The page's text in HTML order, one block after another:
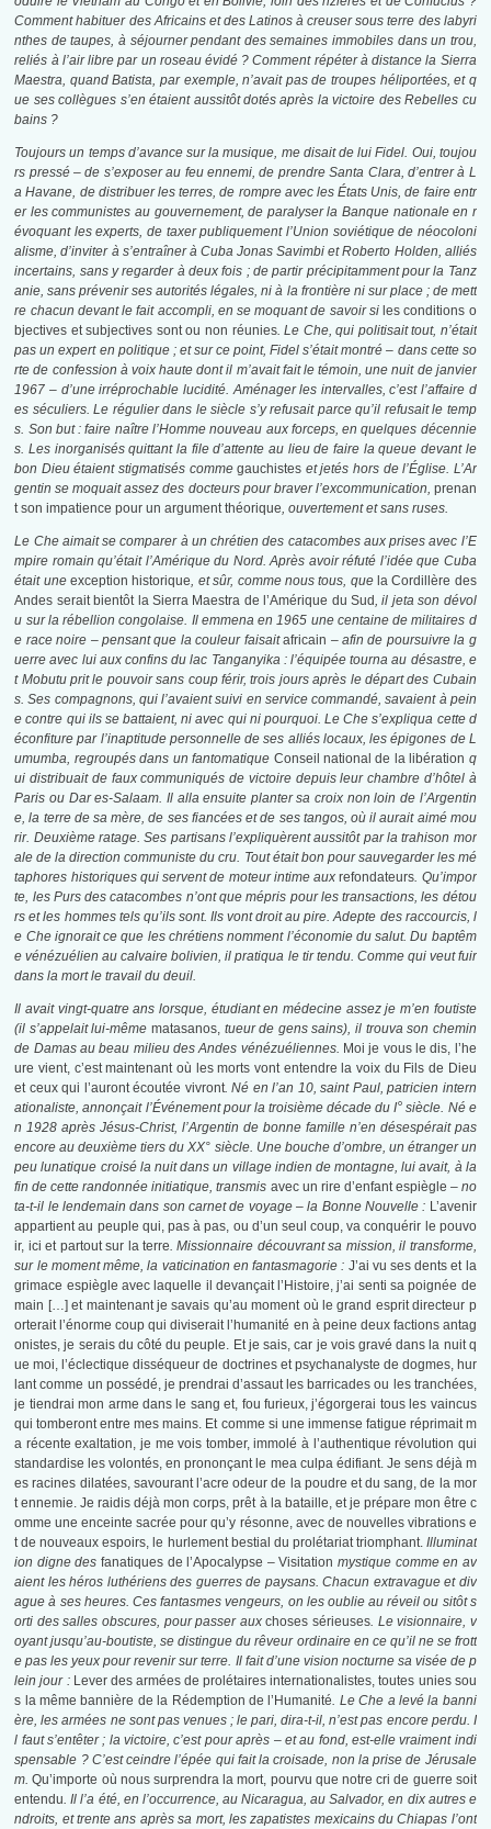
Comment habituer des Africains et des Latinos à creuser sous terre des labyri
nthes de taupes, à séjourner pendant des semaines immobiles dans un trou,
reliés à l’air libre par un roseau évidé ? Comment répéter à distance la Sierra
Maestra, quand Batista, par exemple, n’avait pas de troupes héliportées, et q
ue ses collègues s’en étaient aussitôt dotés après la victoire des Rebelles cu
bains ?
Toujours un temps d’avance sur la musique, me disait de lui Fidel. Oui, toujou
rs pressé – de s’exposer au feu ennemi, de prendre Santa Clara, d’entrer à L
a Havane, de distribuer les terres, de rompre avec les États Unis, de faire entr
er les communistes au gouvernement, de paralyser la Banque nationale en r
évoquant les experts, de taxer publiquement l’Union soviétique de néocoloni
alisme, d’inviter à s’entraîner à Cuba Jonas Savimbi et Roberto Holden, alliés
incertains, sans y regarder à deux fois ; de partir précipitamment pour la Tanz
anie, sans prévenir ses autorités légales, ni à la frontière ni sur place ; de mett
re chacun devant le fait accompli, en se moquant de savoir si les conditions o
bjectives et subjectives sont ou non réunies. Le Che, qui politisait tout, n’était
pas un expert en politique ; et sur ce point, Fidel s’était montré – dans cette so
rte de confession à voix haute dont il m’avait fait le témoin, une nuit de janvier
1967 – d’une irréprochable lucidité. Aménager les intervalles, c’est l’affaire d
es séculiers. Le régulier dans le siècle s’y refusait parce qu’il refusait le temp
s. Son but : faire naître l’Homme nouveau aux forceps, en quelques décennie
s. Les inorganisés quittant la file d’attente au lieu de faire la queue devant le
bon Dieu étaient stigmatisés commegauchistes et jetés hors de l’Église. L’Ar
gentin se moquait assez des docteurs pour braver l’excommunication, prenan
t son impatience pour un argument théorique, ouvertement et sans ruses.
Le Che aimait se comparer à un chrétien des catacombes aux prises avec l’E
mpire romain qu’était l’Amérique du Nord. Après avoir réfuté l’idée que Cuba
était uneexception historique, et sûr, comme nous tous, que la Cordillère des
Andes serait bientôt la Sierra Maestra de l’Amérique du Sud, il jeta son dévol
u sur la rébellion congolaise. Il emmena en 1965 une centaine de militaires d
e race noire – pensant que la couleur faisaitafricain – afin de poursuivre la g
uerre avec lui aux confins du lac Tanganyika : l’équipée tourna au désastre, e
t Mobutu prit le pouvoir sans coup férir, trois jours après le départ des Cubain
s. Ses compagnons, qui l’avaient suivi en service commandé, savaient à pein
e contre qui ils se battaient, ni avec qui ni pourquoi. Le Che s’expliqua cette d
éconfiture par l’inaptitude personnelle de ses alliés locaux, les épigones de L
umumba, regroupés dans un fantomatique Conseil national de la libération q
ui distribuait de faux communiqués de victoire depuis leur chambre d’hôtel à
Paris ou Dar es-Salaam. Il alla ensuite planter sa croix non loin de l’Argentin
e, la terre de sa mère, de ses fiancées et de ses tangos, où il aurait aimé mou
rir. Deuxième ratage. Ses partisans l’expliquèrent aussitôt par la trahison mor
ale de la direction communiste du cru. Tout était bon pour sauvegarder les mé
taphores historiques qui servent de moteur intime auxrefondateurs. Qu’impor
te, les Purs des catacombes n’ont que mépris pour les transactions, les détou
rs et les hommes tels qu’ils sont. Ils vont droit au pire. Adepte des raccourcis, l
e Che ignorait ce que les chrétiens nomment l’économie du salut. Du baptêm
e vénézuélien au calvaire bolivien, il pratiqua le tir tendu. Comme qui veut fuir
dans la mort le travail du deuil.
Il avait vingt-quatre ans lorsque, étudiant en médecine assez je m’en foutiste
(il s’appelait lui-mêmematasanos, tueur de gens sains), il trouva son chemin
de Damas au beau milieu des Andes vénézuéliennes. Moi je vous le dis, l’he
ure vient, c’est maintenant où les morts vont entendre la voix du Fils de Dieu
et ceux qui l’auront écoutée vivront. Né en l’an 10, saint Paul, patricien intern
ationaliste, annonçait l’Événement pour la troisième décade duI° siècle. Né e
n 1928 après Jésus-Christ, l’Argentin de bonne famille n’en désespérait pas
encore au deuxième tiers du XX° siècle. Une bouche d’ombre, un étranger un
peu lunatique croisé la nuit dans un village indien de montagne, lui avait, à la
fin de cette randonnée initiatique, transmis avec un rire d’enfant espiègle – no
ta-t-il le lendemain dans son carnet de voyage – la Bonne Nouvelle : L’avenir
appartient au peuple qui, pas à pas, ou d’un seul coup, va conquérir le pouvo
ir, ici et partout sur la terre. Missionnaire découvrant sa mission, il transforme,
sur le moment même, la vaticination en fantasmagorie : J’ai vu ses dents et la
grimace espiègle avec laquelle il devançait l’Histoire, j’ai senti sa poignée de
main […] et maintenant je savais qu’au moment où le grand esprit directeur p
orterait l’énorme coup qui diviserait l’humanité en à peine deux factions antag
onistes, je serais du côté du peuple. Et je sais, car je vois gravé dans la nuit q
ue moi, l’éclectique disséqueur de doctrines et psychanalyste de dogmes, hur
lant comme un possédé, je prendrai d’assaut les barricades ou les tranchées,
je tiendrai mon arme dans le sang et, fou furieux, j’égorgerai tous les vaincus
qui tomberont entre mes mains. Et comme si une immense fatigue réprimait m
a récente exaltation, je me vois tomber, immolé à l’authentique révolution qui
standardise les volontés, en prononçant le mea culpa édifiant. Je sens déjà m
es racines dilatées, savourant l’acre odeur de la poudre et du sang, de la mor
t ennemie. Je raidis déjà mon corps, prêt à la bataille, et je prépare mon être c
omme une enceinte sacrée pour qu’y résonne, avec de nouvelles vibrations e
t de nouveaux espoirs, le hurlement bestial du prolétariat triomphant. Illuminat
ion digne des fanatiques de l’Apocalypse – Visitation mystique comme en av
aient les héros luthériens des guerres de paysans. Chacun extravague et div
ague à ses heures. Ces fantasmes vengeurs, on les oublie au réveil ou sitôt s
orti des salles obscures, pour passer auxchoses sérieuses. Le visionnaire, v
oyant jusqu’au-boutiste, se distingue du rêveur ordinaire en ce qu’il ne se frott
e pas les yeux pour revenir sur terre. Il fait d’une vision nocturne sa visée de p
lein jour : Lever des armées de prolétaires internationalistes, toutes unies sou
s la même bannière de la Rédemption de l’Humanité. Le Che a levé la banni
ère, les armées ne sont pas venues ; le pari, dira-t-il, n’est pas encore perdu. I
l faut s’entêter ; la victoire, c’est pour après – et au fond, est-elle vraiment indi
spensable ? C’est ceindre l’épée qui fait la croisade, non la prise de Jérusale
m.Qu’importe où nous surprendra la mort, pourvu que notre cri de guerre soit
entendu. Il l’a été, en l’occurrence, au Nicaragua, au Salvador, en dix autres e
ndroits, et trente ans après sa mort, les zapatistes mexicains du Chiapas l’ont